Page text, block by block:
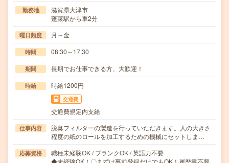
勤務地
滋賀県大津市
蓬莱駅から車2分
曜日頻度 月～金
時間 08:30～17:30
期間 長期でお仕事できる方、大歓迎！
時給 時給1200円
交通費
交通費規定内支給
仕事内容
脱臭フィルターの製造を行っていただきます。人の大きさ
程度の紙のロールを加工するための機械にセットしま…
応募資格
職種未経験OK / ブランクOK / 英語力不要
◆未経験OK！〇まずは事前登録だけでもOK！履歴書不要